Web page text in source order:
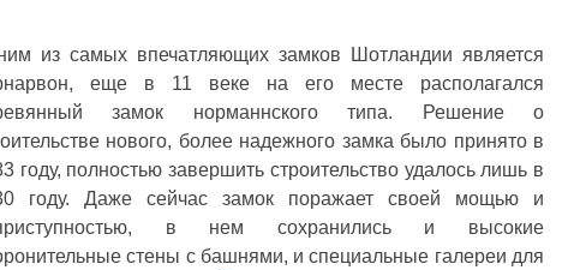
из самых впечатляющих замков Шотландии является
еще в 11 веке на его месте располагался
замок норманнского типа. Решение о
нового, более надежного замка было принято в
году, полностью завершить строительство удалось лишь в
году. Даже сейчас замок поражает своей мощью и
в нем сохранились и высокие
стены с башнями, и специальные галереи для